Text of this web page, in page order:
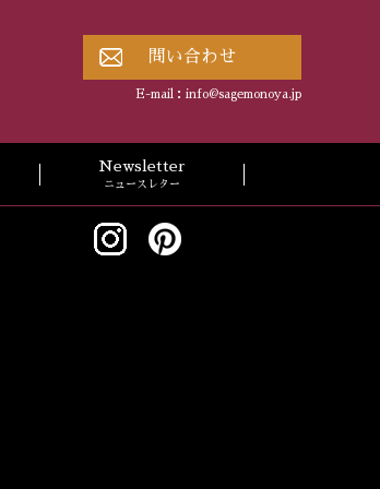
問い合わせ
E-mail： info@sagemonoya.jp
Newsletter
ニュースレター